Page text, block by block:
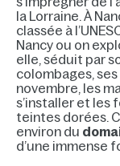
la Lorraine. À
classée à
Nancy ou on
elle, séduit par
colombages,
novembre, les
s’installer et les
teintes dorées.
environ du
d’une immense